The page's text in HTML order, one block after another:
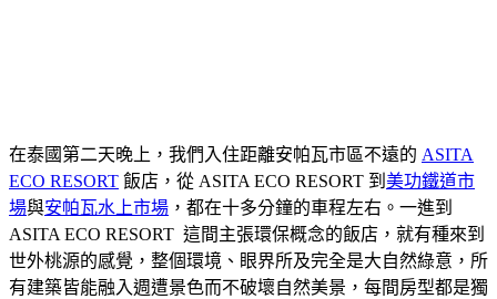
在泰國第二天晚上，我們入住距離安帕瓦市區不遠的 ASITA
ECO RESORT 飯店，從 ASITA ECO RESORT 到 美功鐵道市
場與安帕瓦水上市場 ，都在十多分鐘的車程左右。一進到
ASITA ECO RESORT 這間主張環保概念的飯店，就有種來到
世外桃源的感覺，整個環境、眼界所及完全是大自然綠意，所
有建築皆能融入週遭景色而不破壞自然美景，每間房型都是獨